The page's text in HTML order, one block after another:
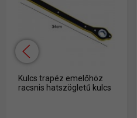
Kulcs trapéz emelőhöz
racsnis hatszögletű kulcs